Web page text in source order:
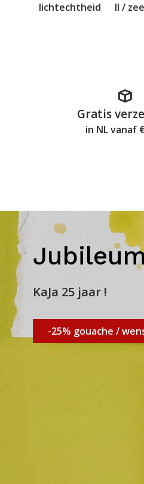
lichtechtheid
II /
Gratis
in NL vanaf
KaJa 25 jaar !
-25% gouache /